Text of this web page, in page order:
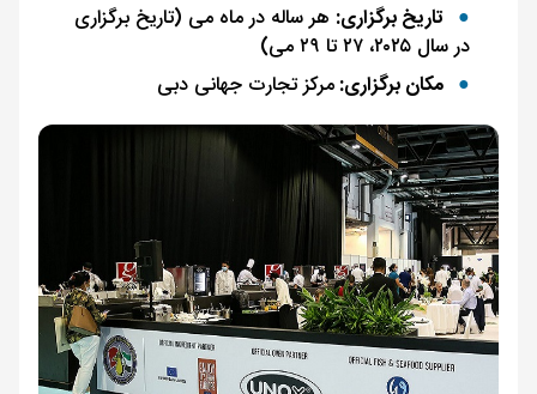
تاریخ برگزاری: هر ساله در ماه می (تاریخ برگزاری
در سال ۲۰۲۵، ۲۷ تا ۲۹ می)
مکان برگزاری:مرکز تجارت جهانی دبی